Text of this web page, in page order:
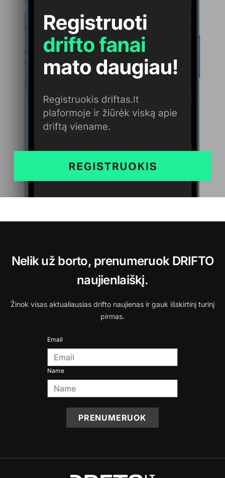
Nelik už borto, prenumeruok DRIFTO
naujienlaiškį.
Žinok visas aktualiausias drifto naujienas ir gauk išskirtinį turinį
pirmas.
Email
Name
PRENUMERUOK